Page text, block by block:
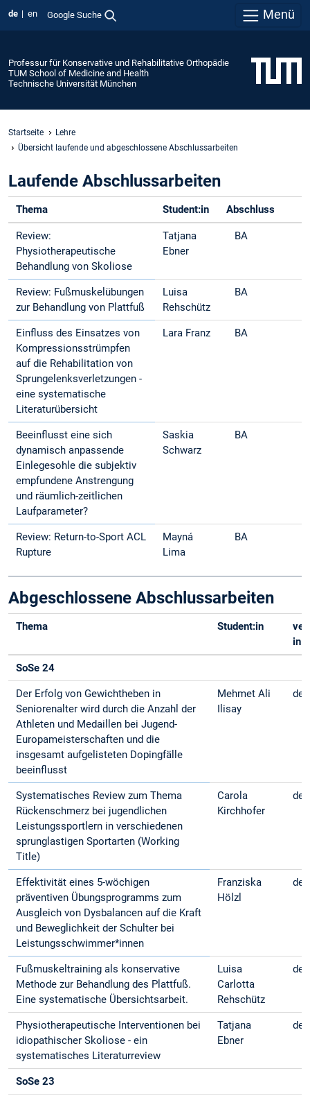
de en Google Suche Menü
Professur für Konservative und Rehabilitative Orthopädie
TUM School of Medicine and Health
Technische Universität München
Startseite
Lehre
Übersicht laufende und abgeschlossene Abschlussarbeiten
Laufende Abschlussarbeiten
Thema Student:in Abschluss
Review:
Physiotherapeutische
Behandlung von Skoliose
Tatjana
Ebner
BA
Review: Fußmuskelübungen
zur Behandlung von Plattfuß
Luisa
Rehschütz
BA
Einfluss des Einsatzes von
Kompressionsstrümpfen
auf die Rehabilitation von
Sprungelenksverletzungen -
eine systematische
Literaturübersicht
Lara Franz BA
Beeinflusst eine sich
dynamisch anpassende
Einlegesohle die subjektiv
empfundene Anstrengung
und räumlich-zeitlichen
Laufparameter?
Saskia
Schwarz
BA
Review: Return-to-Sport ACL
Rupture
Mayná
Lima
BA
Abgeschlossene Abschlussarbeiten
Thema Student:in
in:
SoSe 24
Der Erfolg von Gewichtheben in
Seniorenalter wird durch die Anzahl der
Athleten und Medaillen bei Jugend-
Europameisterschaften und die
insgesamt aufgelisteten Dopingfälle
beeinflusst
Mehmet Ali
Ilisay
Systematisches Review zum Thema
Rückenschmerz bei jugendlichen
Leistungssportlern in verschiedenen
sprunglastigen Sportarten (Working
Title)
Carola
Kirchhofer
Effektivität eines 5-wöchigen
präventiven Übungsprogramms zum
Ausgleich von Dysbalancen auf die Kraft
und Beweglichkeit der Schulter bei
Leistungsschwimmer*innen
Franziska
Hölzl
Fußmuskeltraining als konservative
Methode zur Behandlung des Plattfuß.
Eine systematische Übersichtsarbeit.
Luisa
Carlotta
Rehschütz
Physiotherapeutische Interventionen bei
idiopathischer Skoliose - ein
systematisches Literaturreview
Tatjana
Ebner
SoSe 23